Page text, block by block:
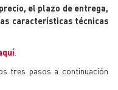
el plazo de entrega,
características técnicas
tres pasos a continuación